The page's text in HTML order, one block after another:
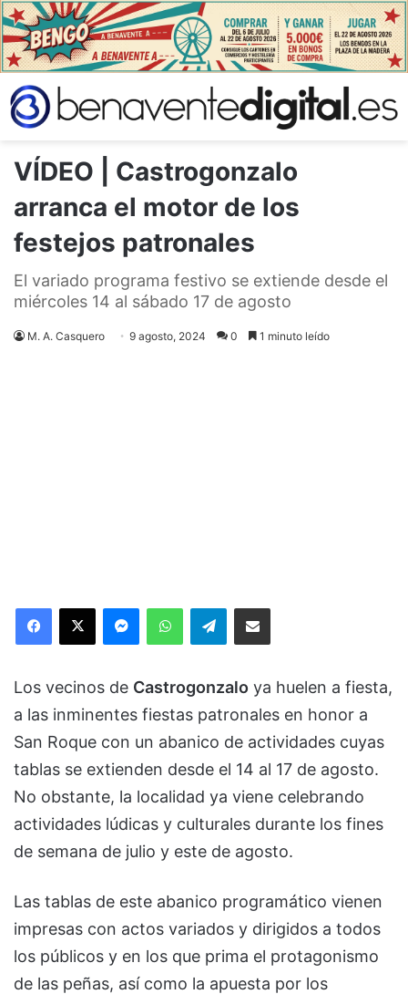
VÍDEO | Castrogonzalo
arranca el motor de los
festejos patronales
El variado programa festivo se extiende desde el
miércoles 14 al sábado 17 de agosto
M. A. Casquero 9 agosto, 2024 0 1 minuto leído
Facebook
X MessengerWhatsAppTelegramCompartir via Email
Los vecinos de Castrogonzalo ya huelen a fiesta,
a las inminentes fiestas patronales en honor a
San Roque con un abanico de actividades cuyas
tablas se extienden desde el 14 al 17 de agosto.
No obstante, la localidad ya viene celebrando
actividades lúdicas y culturales durante los fines
de semana de julio y este de agosto.
Las tablas de este abanico programático vienen
impresas con actos variados y dirigidos a todos
los públicos y en los que prima el protagonismo
de las peñas, así como la apuesta por los